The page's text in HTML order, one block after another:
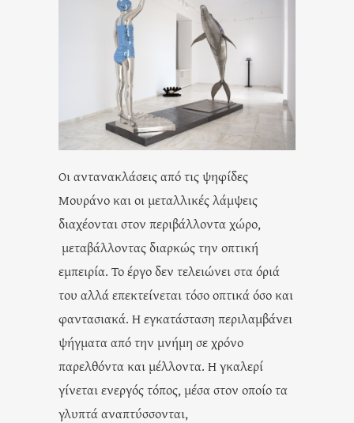
Οι αντανακλάσεις από τις ψηφίδες
Μουράνο και οι μεταλλικές λάμψεις
διαχέονται στον περιβάλλοντα χώρο,
μεταβάλλοντας διαρκώς την οπτική
εμπειρία. Το έργο δεν τελειώνει στα όριά
του αλλά επεκτείνεται τόσο οπτικά όσο και
φαντασιακά. Η εγκατάσταση περιλαμβάνει
ψήγματα από την μνήμη σε χρόνο
παρελθόντα και μέλλοντα. Η γκαλερί
γίνεται ενεργός τόπος, μέσα στον οποίο τα
γλυπτά αναπτύσσονται,